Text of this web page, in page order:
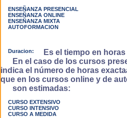
ENSEÑANZA PRESENCIAL
ENSEÑANZA ONLINE
ENSEÑANZA MIXTA
AUTOFORMACION
Duracion:
Es el tiempo en
En el caso de los cursos
indica el número de horas
que en los cursos online y de
son estimadas:
CURSO EXTENSIVO
CURSO INTENSIVO
CURSO A MEDIDA